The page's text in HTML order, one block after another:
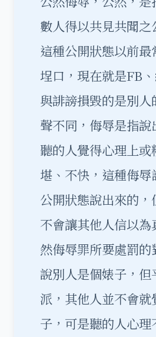
數人得以共見共聞之
這種公開狀態以前最
埕口，現在就是FB
與誹謗損毀的是別人
聲不同，侮辱是指
聽的人覺得心理上或
堪、不快，這種侮辱
公開狀態說出來的，
不會讓其他人信以
然侮辱罪所要處罰的
說別人是個婊子，但
派，其他人並不會就
子，可是聽的人心理